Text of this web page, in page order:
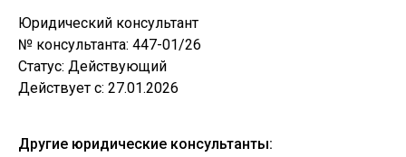
Юридический консультант
№ консультанта: 447-01/26
Статус: Действующий
Действует c: 27.01.2026
Другие юридические консультанты: